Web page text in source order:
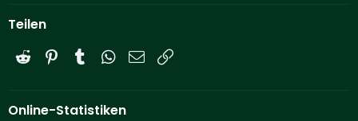
Teilen
Reddit PinterestTumblrWhatsApp
E-Mail
Online-Statistiken